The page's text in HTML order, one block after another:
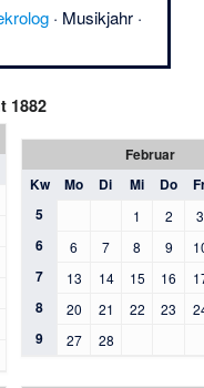
· Musikjahr·
1882
Februar
Kw
Mo Di Mi Do
5
1 2 3
6 6 7 8 9
7 13 14 15 16
8 20 21 22 23
9 27 28